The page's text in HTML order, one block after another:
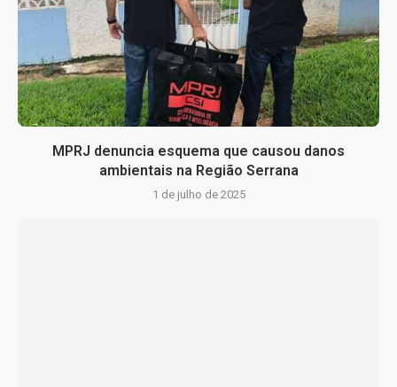
MPRJ denuncia esquema que causou danos
ambientais na Região Serrana
1 de julho de 2025